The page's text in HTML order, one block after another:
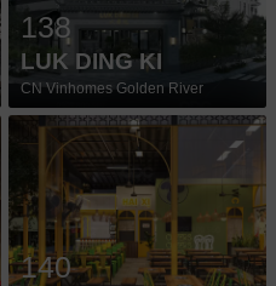
138
LUK DING KI
CN Vinhomes Golden River
140